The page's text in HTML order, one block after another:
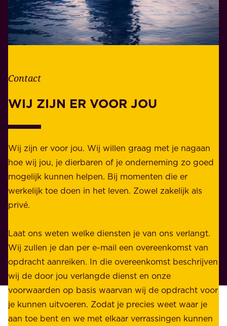
t
l
e
v
n
Z
k
e
l
i
j
k
n
p
r
i
v
é
.
w
o
o
e
i
h
e
i
d
d
e
w
i
j
d
r
a
Contact
WIJ ZIJN ER VOOR JOU
Wij zijn er voor jou. Wij willen graag met je nagaan
hoe wij jou, je dierbaren of je onderneming zo goed
mogelijk kunnen helpen. Bij momenten die er
werkelijk toe doen in het leven. Zowel zakelijk als
privé.
Laat ons weten welke diensten je van ons verlangt.
Wij zullen je dan per e-mail een overeenkomst van
opdracht aanreiken. In die overeenkomst beschrijven
wij de door jou verlangde dienst en onze
voorwaarden op basis waarvan wij de opdracht voor
je kunnen uitvoeren. Zodat je precies weet waar je
aan toe bent en we met elkaar verrassingen kunnen